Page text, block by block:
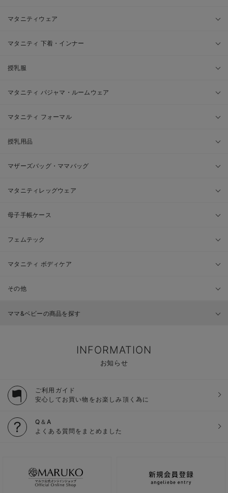
マタニティウェア
マタニティ 下着・インナー
授乳服
マタニティ パジャマ・ルームウェア
マタニティ フォーマル
授乳用品
マザーズバッグ・ママバッグ
マタニティレッグウェア
母子手帳ケース
フェムテック
マタニティ ボディケア
その他
ママ&ベビーの商品を探す
INFORMATION
お知らせ
ご利用ガイド
安心してお買い物をお楽しみ頂く為に
Q＆A
よくある質問をまとめました